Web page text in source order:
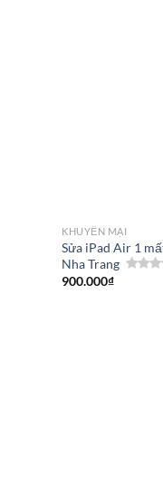
KHUYẾN MẠI
Sửa iPad Air 1
Nha Trang
900.000₫